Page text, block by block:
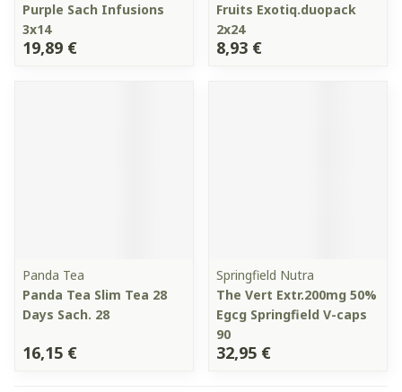
Purple Sach Infusions
3x14
19,89 €
Fruits Exotiq.duopack
2x24
8,93 €
Panda Tea
Panda Tea Slim Tea 28
Days Sach. 28
16,15 €
Springfield Nutra
The Vert Extr.200mg 50%
Egcg Springfield V-caps
90
32,95 €